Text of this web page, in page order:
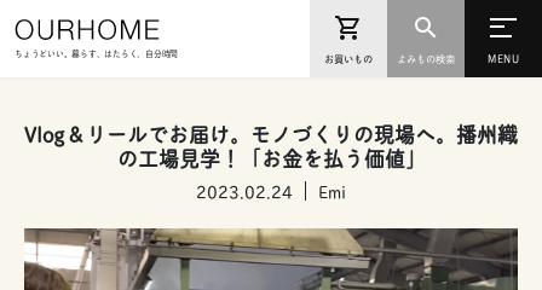
ちょうどいい。暮らす、はたらく、自分時間
Vlog＆リールでお届け。モノづくりの現場へ。播州織
の工場見学！「お金を払う価値」
2023.02.24 Emi
お買いもの よみもの検索